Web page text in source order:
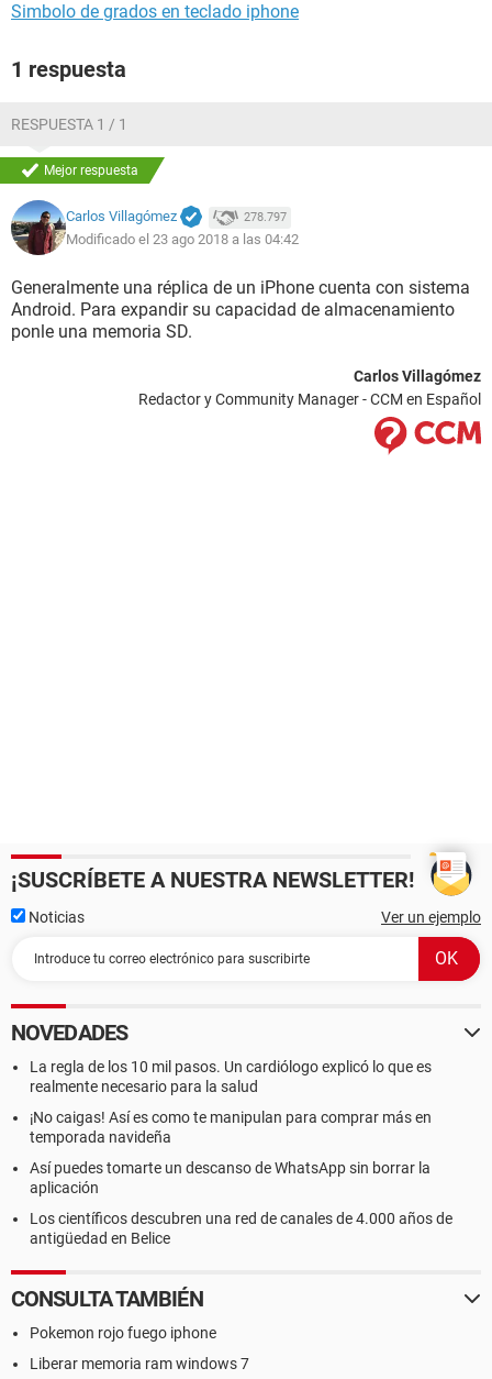
Simbolo de grados en teclado iphone
1 respuesta
RESPUESTA 1 / 1
Mejor respuesta
Carlos Villagómez 278.797
Modificado el 23 ago 2018 a las 04:42
Generalmente una réplica de un iPhone cuenta con sistema
Android. Para expandir su capacidad de almacenamiento
ponle una memoria SD.
Carlos Villagómez
Redactor y Community Manager - CCM en Español
¡SUSCRÍBETE A NUESTRA NEWSLETTER!
Noticias Ver un ejemplo
NOVEDADES
La regla de los 10 mil pasos. Un cardiólogo explicó lo que es
realmente necesario para la salud
¡No caigas! Así es como te manipulan para comprar más en
temporada navideña
Así puedes tomarte un descanso de WhatsApp sin borrar la
aplicación
Los científicos descubren una red de canales de 4.000 años de
antigüedad en Belice
CONSULTA TAMBIÉN
Pokemon rojo fuego iphone
Liberar memoria ram windows 7